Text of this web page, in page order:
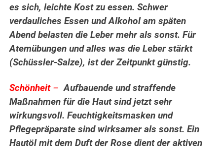
es sich, leichte Kost zu essen. Schwer
verdauliches Essen und Alkohol am späten
Abend belasten die Leber mehr als sonst. Für
Atemübungen und alles was die Leber stärkt
(Schüssler-Salze), ist der Zeitpunkt günstig.
Schönheit–Aufbauende und straffende
Maßnahmen für die Haut sind jetzt sehr
wirkungsvoll. Feuchtigkeitsmasken und
Pflegepräparate sind wirksamer als sonst. Ein
Hautöl mit dem Duft der Rose dient der aktiven